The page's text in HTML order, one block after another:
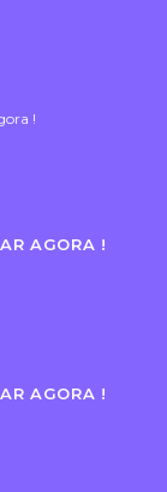
!
AGORA !
AGORA !